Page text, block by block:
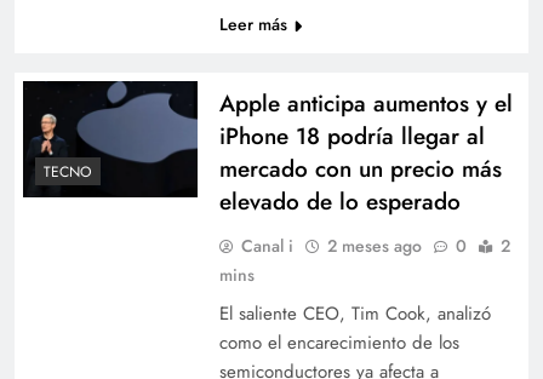
Leer más
TECNO
Apple anticipa aumentos y el
iPhone 18 podría llegar al
mercado con un precio más
elevado de lo esperado
Canal i 2 meses ago 0
2
mins
El saliente CEO, Tim Cook, analizó
como el encarecimiento de los
semiconductores ya afecta a